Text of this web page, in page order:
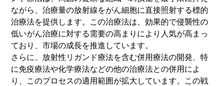
ながら、治療量の放射線をがん細胞に直接照射する標的
治療法を提供します。この治療法は、効果的で侵襲性の
低いがん治療に対する需要の高まりにより人気が高まっ
ており、市場の成長を推進しています。
さらに、放射性リガンド療法を含む併用療法の開発、特
に免疫療法や化学療法などの他の治療法との併用によ
り、このプロセスの適用範囲が拡大しています。この戦